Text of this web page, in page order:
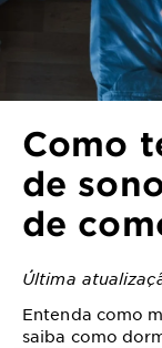
Como
de
de
Última
Entenda como
saiba como